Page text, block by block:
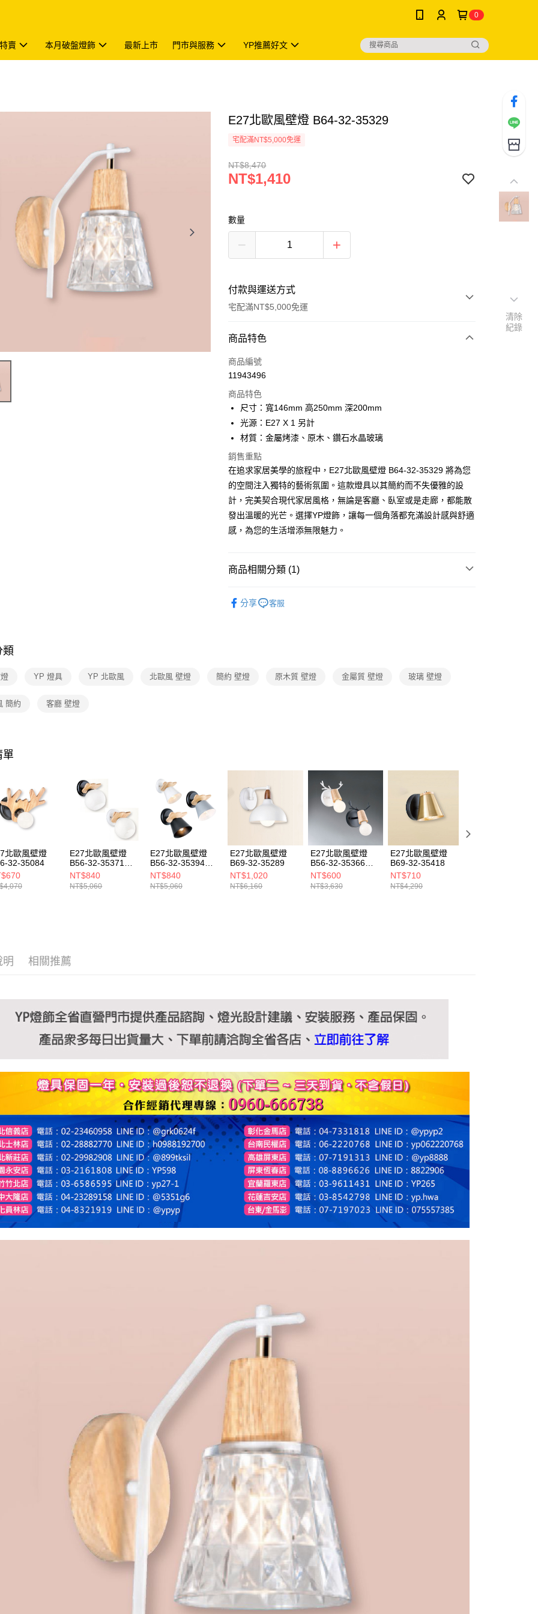
0
賣 本月破盤燈飾 最新上市 門市與服務 YP推薦好文
E27北歐風壁燈 B64-32-35329
宅配滿NT$5,000免運
NT$8,470
NT$1,410
數量
付款與運送方式
宅配滿NT$5,000免運
付款方式
信用卡一次付款
Apple Pay
街口支付
Google Pay
AFTEE先享後付
相關說明
便利好安心！
１．簡單：不需註冊會員、不需綁卡、不需儲值。
／ATM／網路銀行／等多元方式進行付款，方視為交易完成。
※ 請注意：結帳手續完成當下不需立刻繳費，但若您需要取消訂單，請聯
交易，需依本服務之必要範圍內提供個人資料，並將交易相關給付款項請
求債權轉讓予恩沛科技股份有限公司。
２．關於個人資料處理事宜，請瀏覽以下網址：
https://aftee.tw/terms/#terms3
３．未成年的使用者請事先徵得法定代理人或監護人之同意方可使用
「AFTEE先享後付」，若未經同意申辦者引起之損失，本公司不負相關責
任。
４．使用「AFTEE先享後付」時，將依據個別帳號之用戶狀況，依本公司
即時審查核予不同之上限額度；若仍有額度不足之情形，本公司將視審查
結果請求用戶進行身份認證。
５．嚴禁一人註冊多個帳號或使用他人資訊註冊。若發現惡意使用之情
新竹貨運宅配
商品特色
商品編號
11943496
商品特色
尺寸：寬146mm 高250mm 深200mm
光源：E27 X 1 另計
材質：金屬烤漆、原木、鑽石水晶玻璃
銷售重點
在追求家居美學的旅程中，E27北歐風壁燈 B64-32-35329 將為您
的空間注入獨特的藝術氛圍。這款燈具以其簡約而不失優雅的設
計，完美契合現代家居風格，無論是客廳、臥室或是走廊，都能散
發出溫暖的光芒。選擇YP燈飾，讓每一個角落都充滿設計感與舒適
感，為您的生活增添無限魅力。
商品相關分類 (1)
分享
客服
類
YP 燈具 YP 北歐風 北歐風 壁燈 簡約 壁燈 原木質 壁燈 金屬質 壁燈 玻璃 壁燈
簡約 客廳 壁燈
單
北歐風壁燈
32-35084
E27北歐風壁燈
B56-32-35371
35374
NT$840
NT$5,060
E27北歐風壁燈
B56-32-35394
35397 3539A
NT$840
NT$5,060
E27北歐風壁燈
B69-32-35289
NT$1,020
NT$6,160
E27北歐風壁燈
B56-32-35366
35369
NT$600
NT$3,630
E27北歐風壁燈
B69-32-35418
NT$710
NT$4,290
明 相關推薦
清除
紀錄